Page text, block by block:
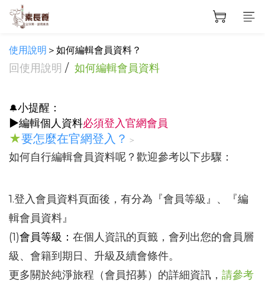
使用說明 ＞ 如何編輯會員資料？
回使用說明 / 如何編輯會員資料
🔔小提醒：
▶︎編輯個人資料必須登入官網會員
★要怎麼在官網登入？ ＞
如何自行編輯會員資料呢？歡迎參考以下步驟：
1.登入會員資料頁面後，有分為『會員等級』、『編
輯會員資料』
(1)會員等級： 在個人資訊的頁籤，會列出您的會員層
級、會籍到期日、升級及續會條件。
更多關於純淨旅程（會員招募）的詳細資訊， 請參考